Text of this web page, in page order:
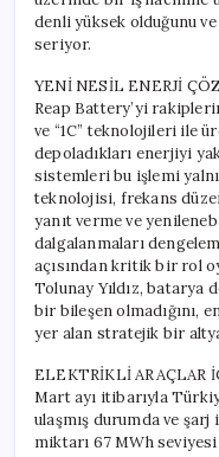
denli yüksek olduğunu
seriyor.
YENİ NESİL ENERJİ
Reap Battery’yi
ve “1C” teknolojileri ile
depoladıkları enerjiyi
sistemleri bu işlemi
teknolojisi, frekans
yanıt verme ve
dalgalanmaları
açısından kritik bir rol
Tolunay Yıldız, batarya
bir bileşen olmadığını,
yer alan stratejik bir
ELEKTRİKLİ ARAÇLAR
Mart ayı itibarıyla
ulaşmış durumda ve
miktarı 67 MWh